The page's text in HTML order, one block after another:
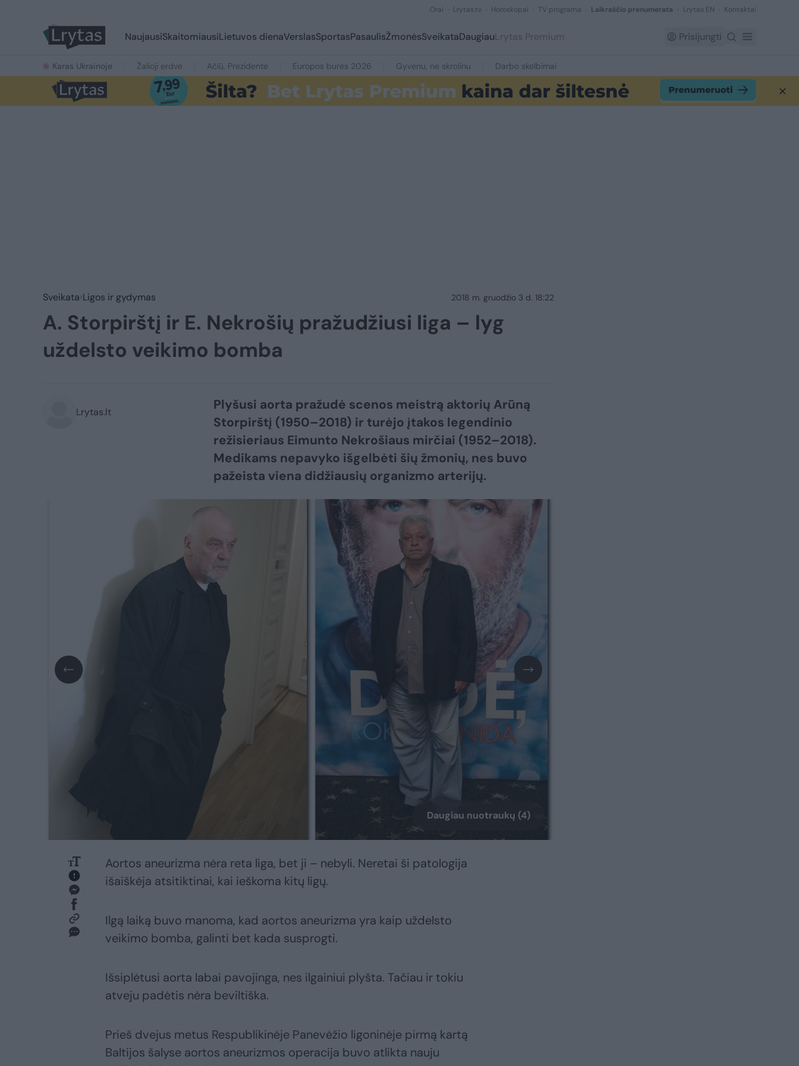
Orai Lrytas.tv Horoskopai TV programa Laikraščio prenumerata Lrytas EN Kontaktai
NaujausiSkaitomiausiLietuvos dienaVerslasSportasPasaulisŽmonėsSveikataDaugiauLrytas Premium Prisijungti
Karas Ukrainoje Žalioji erdvė Ačiū, Prezidente Europos burės 2026 Gyvenu, ne skrolinu Darbo skelbimai
Sveikata Ligos ir gydymas 2018 m. gruodžio 3 d. 18:22
A. Storpirštį ir E. Nekrošių pražudžiusi liga – lyg
uždelsto veikimo bomba
Lrytas.lt
Plyšusi aorta pražudė scenos meistrą aktorių Arūną
Storpirštį (1950–2018) ir turėjo įtakos legendinio
režisieriaus Eimunto Nekrošiaus mirčiai (1952–2018).
Medikams nepavyko išgelbėti šių žmonių, nes buvo
pažeista viena didžiausių organizmo arterijų.
Daugiau nuotraukų (4)
Aortos aneurizma nėra reta liga, bet ji – nebyli. Neretai ši patologija
išaiškėja atsitiktinai, kai ieškoma kitų ligų.
Ilgą laiką buvo manoma, kad aortos aneurizma yra kaip uždelsto
veikimo bomba, galinti bet kada susprogti.
Išsiplėtusi aorta labai pavojinga, nes ilgainiui plyšta. Tačiau ir tokiu
atveju padėtis nėra beviltiška.
Prieš dvejus metus Respublikinėje Panevėžio ligoninėje pirmą kartą
Baltijos šalyse aortos aneurizmos operacija buvo atlikta nauju